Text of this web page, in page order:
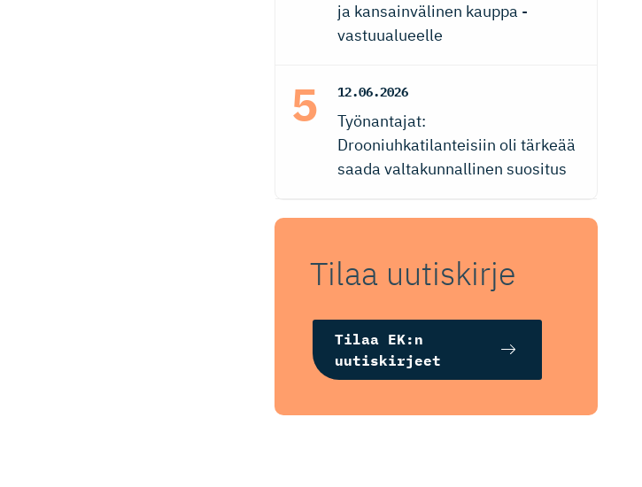
ja kansainvälinen kauppa -
vastuualueelle
12.06.2026
Työnantajat:
Drooniuhkatilanteisiin oli tärkeää
saada valtakunnallinen suositus
Tilaa uutiskirje
Tilaa EK:n
uutiskirjeet